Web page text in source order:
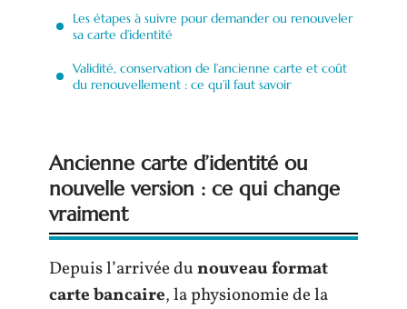
Les étapes à suivre pour demander ou renouveler
sa carte d’identité
Validité, conservation de l’ancienne carte et coût
du renouvellement : ce qu’il faut savoir
Ancienne carte d’identité ou
nouvelle version : ce qui change
vraiment
Depuis l’arrivée dunouveau format
carte bancaire, la physionomie de la